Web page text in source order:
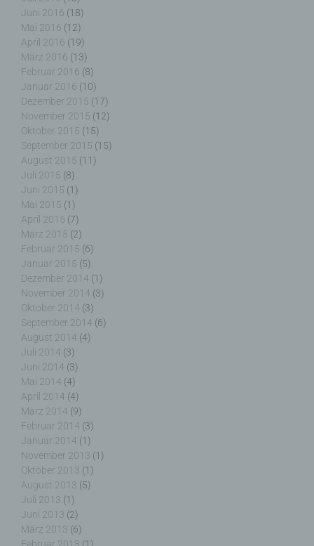
Juni 2016 (18)
Mai 2016 (12)
April 2016 (19)
März 2016 (13)
Februar 2016 (8)
Januar 2016 (10)
Dezember 2015 (17)
November 2015 (12)
Oktober 2015 (15)
September 2015 (15)
August 2015 (11)
Juli 2015 (8)
Juni 2015 (1)
Mai 2015 (1)
April 2015 (7)
März 2015 (2)
Februar 2015 (6)
Januar 2015 (5)
Dezember 2014 (1)
November 2014 (3)
Oktober 2014 (3)
September 2014 (6)
August 2014 (4)
Juli 2014 (3)
Juni 2014 (3)
Mai 2014 (4)
April 2014 (4)
März 2014 (9)
Februar 2014 (3)
Januar 2014 (1)
November 2013 (1)
Oktober 2013 (1)
August 2013 (5)
Juli 2013 (1)
Juni 2013 (2)
März 2013 (6)
Verantwortlichen löschen zu lassen.
Der für die Verarbeitung Verantwortliche erteilt
jeder betroffenen Person jederzeit auf Anfrage
Auskunft darüber, welche personenbezogenen
Daten über die betroffene Person gespeichert sind.
Ferner berichtigt oder löscht der für die
Verarbeitung Verantwortliche personenbezogene
Daten auf Wunsch oder Hinweis der betroffenen
Person, soweit dem keine gesetzlichen
Aufbewahrungspflichten entgegenstehen. Die
Gesamtheit der Mitarbeiter des für die Verarbeitung
Verantwortlichen stehen der betroffenen Person in
diesem Zusammenhang als Ansprechpartner zur
Verfügung.
Kontaktmöglichkeit über die Internetseite
Die Internetseite enthält aufgrund von gesetzlichen
Vorschriften Angaben, die eine schnelle
elektronische Kontaktaufnahme zu unserem
Unternehmen sowie eine unmittelbare
Kommunikation mit uns ermöglichen, was
ebenfalls eine allgemeine Adresse der
sogenannten elektronischen Post (E-Mail-
Adresse) umfasst. Sofern eine betroffene Person
per E-Mail oder über ein Kontaktformular den
Kontakt mit dem für die Verarbeitung
Verantwortlichen aufnimmt, werden die von der
betroffenen Person übermittelten
personenbezogenen Daten automatisch
gespeichert. Solche auf freiwilliger Basis von einer
betroffenen Person an den für die Verarbeitung
Verantwortlichen übermittelten
personenbezogenen Daten werden für Zwecke der
Bearbeitung oder der Kontaktaufnahme zur
betroffenen Person gespeichert. Es erfolgt keine
Weitergabe dieser personenbezogenen Daten an